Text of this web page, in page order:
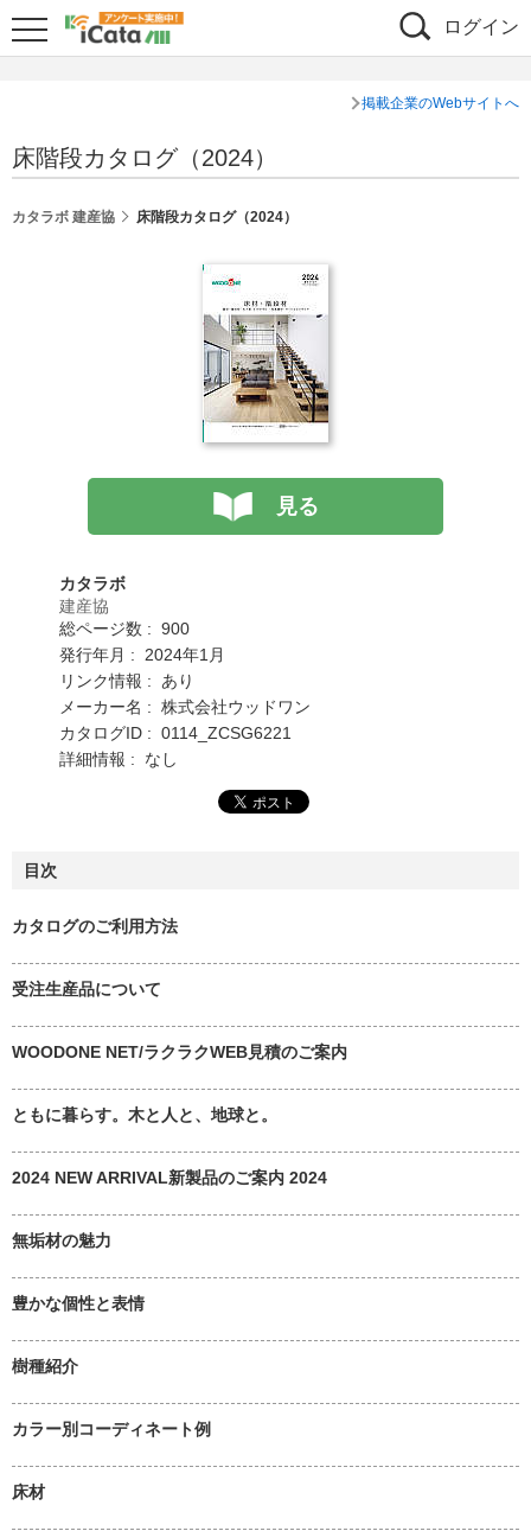
ログイン
掲載企業のWebサイトへ
床階段カタログ（2024）
カタラボ 建産協 床階段カタログ（2024）
見る
カタラボ
建産協
総ページ数 : 900
発行年月 : 2024年1月
リンク情報 : あり
メーカー名 : 株式会社ウッドワン
カタログID : 0114_ZCSG6221
詳細情報 : なし
目次
カタログのご利用方法
受注生産品について
WOODONE NET/ラクラクWEB見積のご案内
ともに暮らす。木と人と、地球と。
2024 NEW ARRIVAL新製品のご案内 2024
無垢材の魅力
豊かな個性と表情
樹種紹介
カラー別コーディネート例
床材